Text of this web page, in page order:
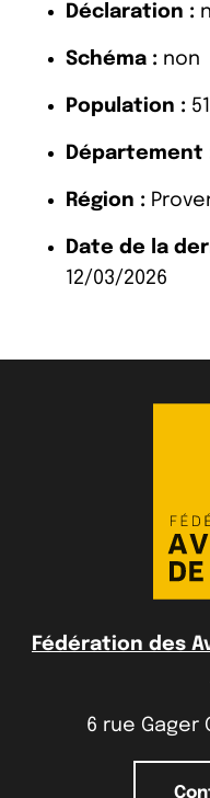
Déclaration :
Schéma : non
Population :
Département
Région :
Date de la
12/03/2026
Fédération des
6 rue Gager